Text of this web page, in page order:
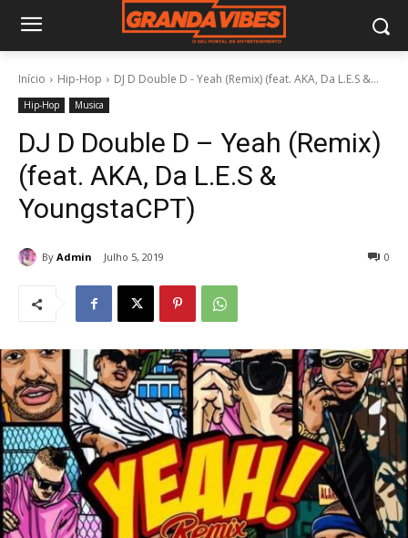
Início Hip-Hop DJ D Double D - Yeah (Remix) (feat. AKA, Da L.E.S &...
Hip-Hop Musica
DJ D Double D – Yeah (Remix)
(feat. AKA, Da L.E.S &
YoungstaCPT)
By Admin Julho 5, 2019 0